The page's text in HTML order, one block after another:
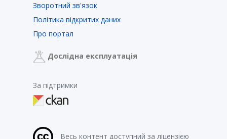
Зворотний зв'язок
Політика відкритих даних
Про портал
Дослідна експлуатація
За підтримки
Весь контент доступний за ліцензією